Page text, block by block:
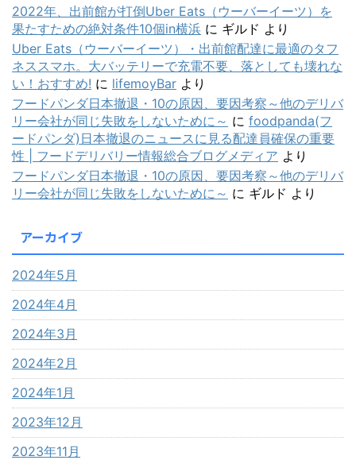
2022年、出前館が打倒Uber Eats（ウーバーイーツ）を
果たすための絶対条件10個in横浜 に ギルド より
Uber Eats（ウーバーイーツ）・出前館配達に最適のタフ
ネススマホ。大バッテリーで充電不要、落としても壊れな
い！おすすめ! に lifemoyBar より
フードパンダ日本撤退・10の原因、要因考察～他のデリバ
リー会社が同じ失敗をしないために～ に foodpanda(フ
ードパンダ)日本撤退のニュースに見る配達員確保の重要
性 | フードデリバリー情報総合ブログメディア より
フードパンダ日本撤退・10の原因、要因考察～他のデリバ
リー会社が同じ失敗をしないために～ に ギルド より
アーカイブ
2024年5月
2024年4月
2024年3月
2024年2月
2024年1月
2023年12月
2023年11月